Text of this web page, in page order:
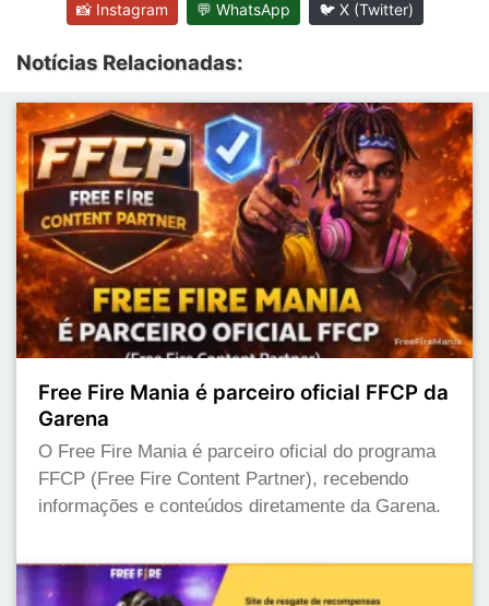
📸 Instagram 💬 WhatsApp 🐦 X (Twitter)
Notícias Relacionadas:
Free Fire Mania é parceiro oficial FFCP da
Garena
O Free Fire Mania é parceiro oficial do programa
FFCP (Free Fire Content Partner), recebendo
informações e conteúdos diretamente da Garena.